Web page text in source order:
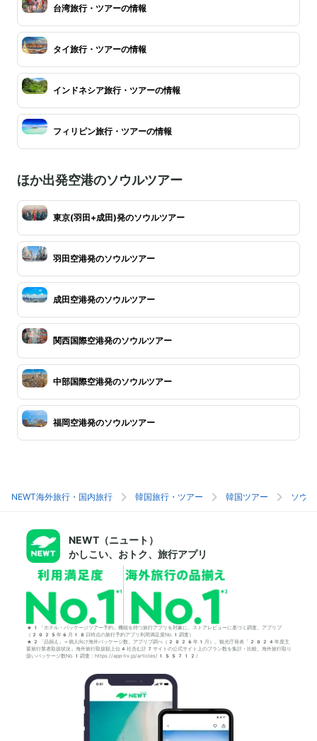
台湾旅行・ツアーの情報
タイ旅行・ツアーの情報
インドネシア旅行・ツアーの情報
フィリピン旅行・ツアーの情報
ほか出発空港のソウルツアー
東京(羽田+成田)発のソウルツアー
羽田空港発のソウルツアー
成田空港発のソウルツアー
関西国際空港発のソウルツアー
中部国際空港発のソウルツアー
福岡空港発のソウルツアー
NEWT海外旅行・国内旅行 韓国旅行・ツアー 韓国ツアー ソウ
NEWT（ニュート）
かしこい、おトク、旅行アプリ
*1「ホテル・パッケージツアー予約」機能を持つ旅行アプリを対象に、ストアレビューに基づく調査。アプリブ
（2025年6月18日時点の旅行予約アプリ利用満足度No.1調査）
*2「品揃え」＝個人向け海外パッケージ数。アプリブ調べ（2026年1月）。観光庁発表「2024年度主
要旅行業者取扱状況」海外旅行取扱額上位4社含む計7サイトの公式サイト上のプラン数を集計・比較。海外旅行取り
扱いパッケージ数No.1調査：https://app-liv.jp/articles/155712/